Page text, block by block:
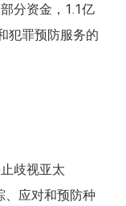
分资金，1.1亿
犯罪预防服务的
歧视亚太
应对和预防种